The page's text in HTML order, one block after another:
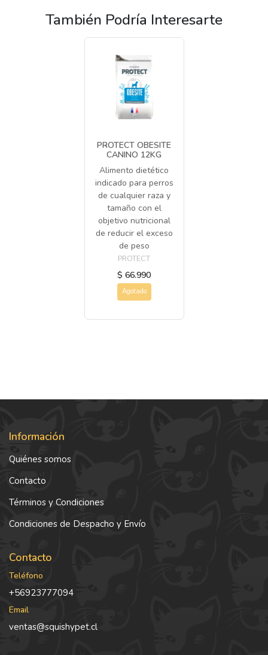
También Podría Interesarte
PROTECT OBESITE
CANINO 12KG
Alimento dietético
indicado para perros
de cualquier raza y
tamaño con el
objetivo nutricional
de reducir el exceso
de peso
PROTECT
$ 66.990
Agotado
Información
Quiénes somos
Contacto
Términos y Condiciones
Condiciones de Despacho y Envío
Contacto
Teléfono
+56923777094
Email
ventas@squishypet.cl